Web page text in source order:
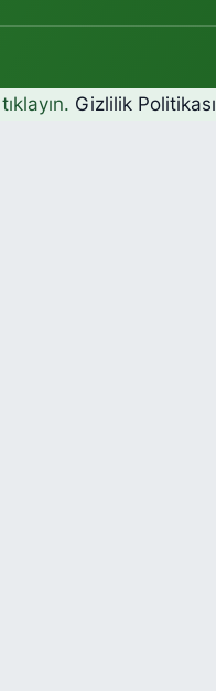
Gizlilik Politikası